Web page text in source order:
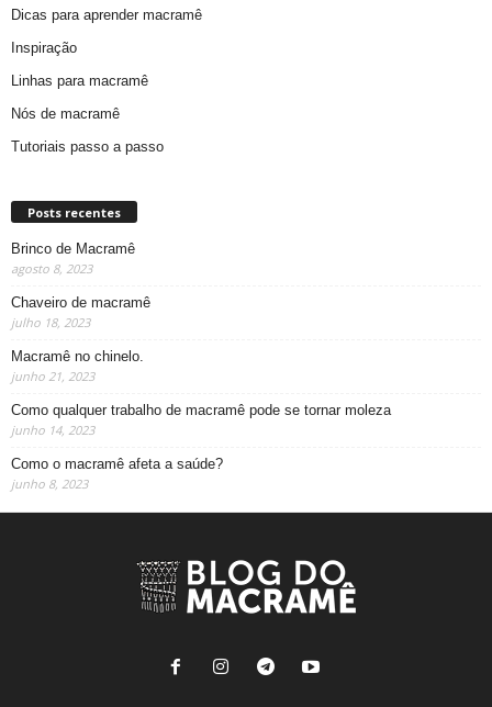
Dicas para aprender macramê
Inspiração
Linhas para macramê
Nós de macramê
Tutoriais passo a passo
Posts recentes
Brinco de Macramê
agosto 8, 2023
Chaveiro de macramê
julho 18, 2023
Macramê no chinelo.
junho 21, 2023
Como qualquer trabalho de macramê pode se tornar moleza
junho 14, 2023
Como o macramê afeta a saúde?
junho 8, 2023